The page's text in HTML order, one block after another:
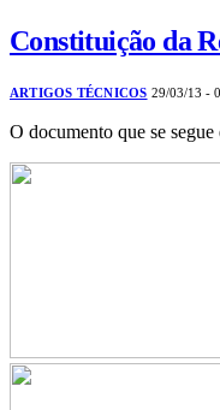
Constituição da
ARTIGOS TÉCNICOS 29/03/13 -
O documento que se